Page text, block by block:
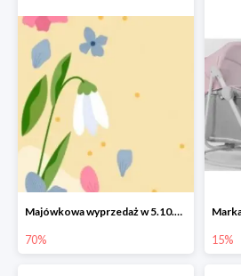
Majówkowa wyprzedaż w 5.10.15 do -70%
70% 15%